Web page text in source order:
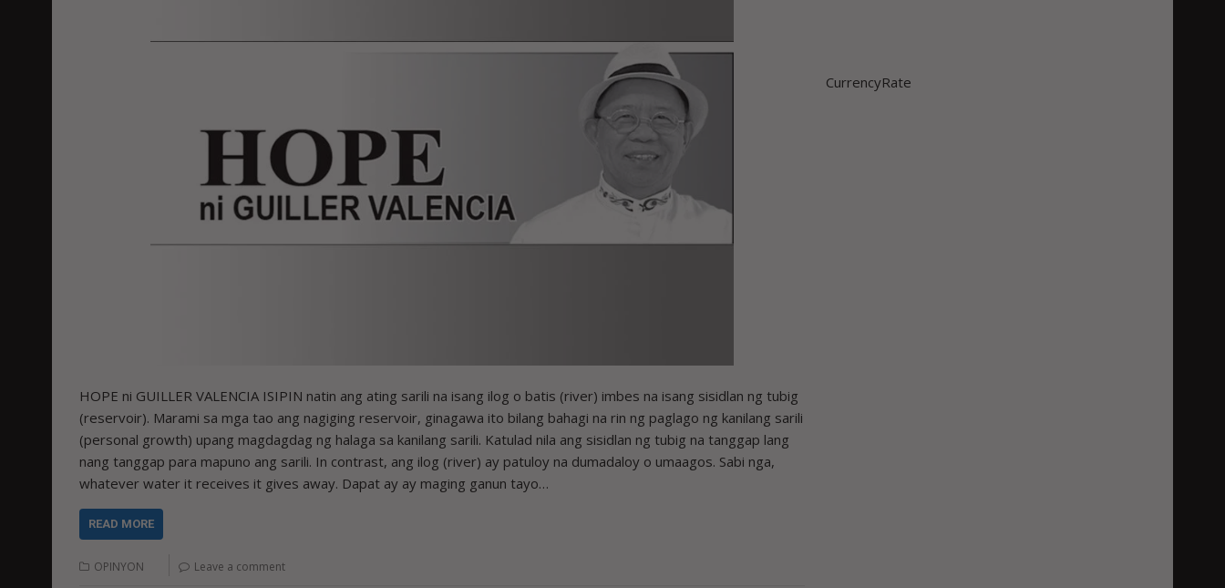
HOPE ni GUILLER VALENCIA ISIPIN natin ang ating sarili na isang ilog o batis (river) imbes na isang sisidlan ng tubig
(reservoir). Marami sa mga tao ang nagiging reservoir, ginagawa ito bilang bahagi na rin ng paglago ng kanilang sarili
(personal growth) upang magdagdag ng halaga sa kanilang sarili. Katulad nila ang sisidlan ng tubig na tanggap lang
nang tanggap para mapuno ang sarili. In contrast, ang ilog (river) ay patuloy na dumadaloy o umaagos. Sabi nga,
whatever water it receives it gives away. Dapat ay ay maging ganun tayo…
READ MORE
OPINYON Leave a comment
CurrencyRate